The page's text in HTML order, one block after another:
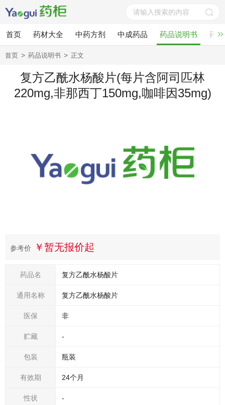
首页 药材大全 中药方剂 中成药品 药品说明书 药
首页 > 药品说明书 > 正文
复方乙酰水杨酸片(每片含阿司匹林
220mg,非那西丁150mg,咖啡因35mg)
参考价 ￥暂无报价起
药品名 复方乙酰水杨酸片
通用名称 复方乙酰水杨酸片
医保 非
贮藏 -
包装 瓶装
有效期 24个月
性状 -